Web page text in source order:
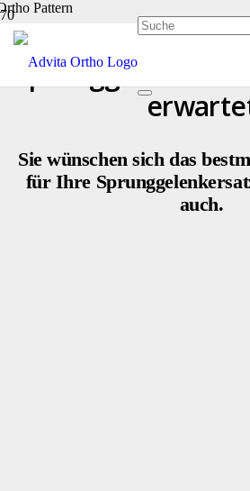
Was Sie
Sie wünschen sich das
für Ihre
auch.